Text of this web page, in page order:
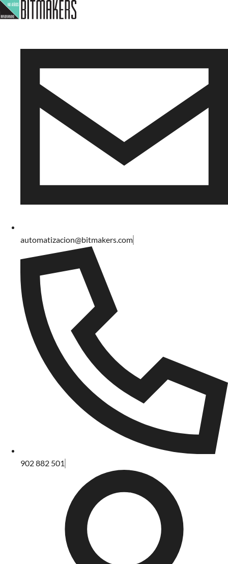
automatizacion@bitmakers.com
902 882 501